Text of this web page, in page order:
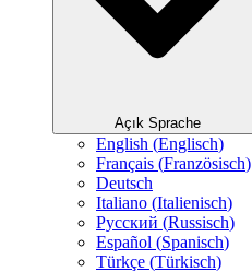
Açık Sprache
English (Englisch)
Français (Französisch)
Deutsch
Italiano (Italienisch)
Русский (Russisch)
Español (Spanisch)
Türkçe (Türkisch)